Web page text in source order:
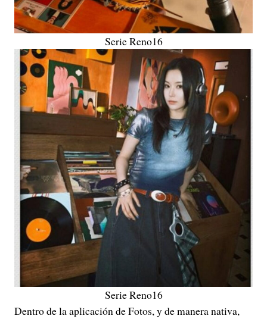
Serie Reno16
Serie Reno16
Dentro de la aplicación de Fotos, y de manera nativa,